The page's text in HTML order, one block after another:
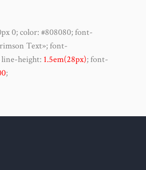
0; color: #808080; font-
Text»;font-
line-height: 1.5em(28px);font-
;